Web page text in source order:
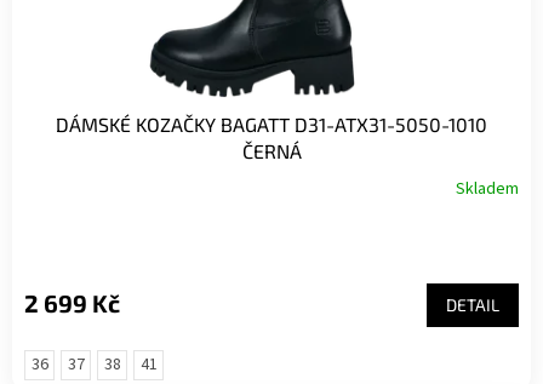
DÁMSKÉ KOZAČKY BAGATT D31-ATX31-5050-1010
ČERNÁ
Skladem
2 699 Kč DETAIL
36 37 38 41